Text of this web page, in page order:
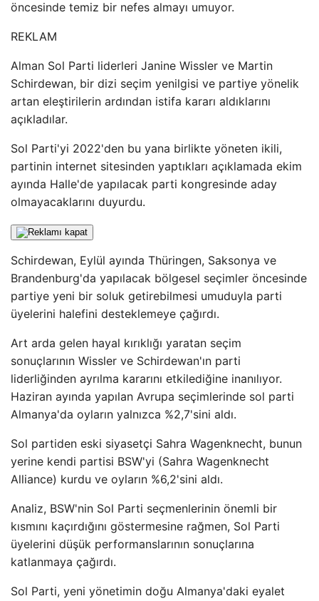
öncesinde temiz bir nefes almayı umuyor.
REKLAM
Alman Sol Parti liderleri Janine Wissler ve Martin
Schirdewan, bir dizi seçim yenilgisi ve partiye yönelik
artan eleştirilerin ardından istifa kararı aldıklarını
açıkladılar.
Sol Parti'yi 2022'den bu yana birlikte yöneten ikili,
partinin internet sitesinden yaptıkları açıklamada ekim
ayında Halle'de yapılacak parti kongresinde aday
olmayacaklarını duyurdu.
Schirdewan, Eylül ayında Thüringen, Saksonya ve
Brandenburg'da yapılacak bölgesel seçimler öncesinde
partiye yeni bir soluk getirebilmesi umuduyla parti
üyelerini halefini desteklemeye çağırdı.
Art arda gelen hayal kırıklığı yaratan seçim
sonuçlarının Wissler ve Schirdewan'ın parti
liderliğinden ayrılma kararını etkilediğine inanılıyor.
Haziran ayında yapılan Avrupa seçimlerinde sol parti
Almanya'da oyların yalnızca %2,7'sini aldı.
Sol partiden eski siyasetçi Sahra Wagenknecht, bunun
yerine kendi partisi BSW'yi (Sahra Wagenknecht
Alliance) kurdu ve oyların %6,2'sini aldı.
Analiz, BSW'nin Sol Parti seçmenlerinin önemli bir
kısmını kaçırdığını göstermesine rağmen, Sol Parti
üyelerini düşük performanslarının sonuçlarına
katlanmaya çağırdı.
Sol Parti, yeni yönetimin doğu Almanya'daki eyalet